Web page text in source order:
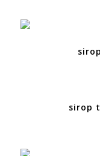
sirop